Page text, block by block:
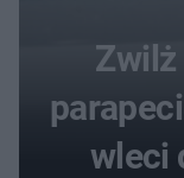
Zwilż
wleci